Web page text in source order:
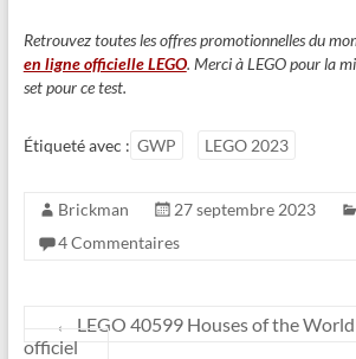
Retrouvez toutes les offres promotionnelles du
en ligne officielle LEGO. Merci à LEGO pour la
set pour ce test.
Étiqueté avec : GWP LEGO 2023
Brickman 27 septembre 2023
4 Commentaires
←
LEGO 40599 Houses of the
officiel